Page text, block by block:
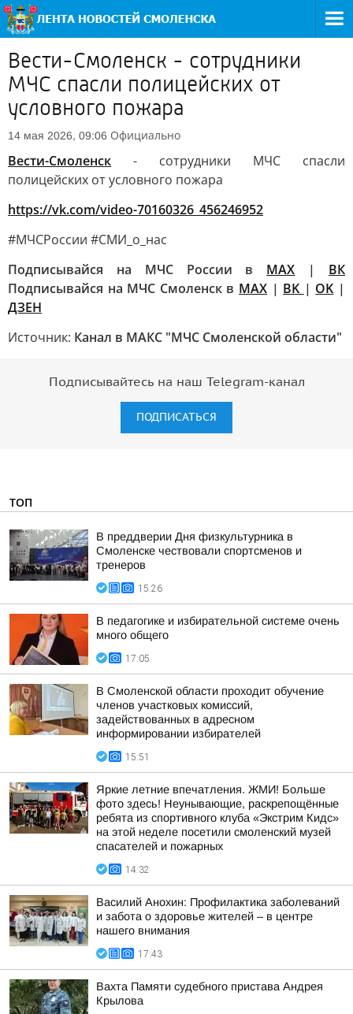
Вести-Смоленск - сотрудники
МЧС спасли полицейских от
условного пожара
14 мая 2026, 09:06 Официально
Вести-Смоленск - сотрудники МЧС спасли
полицейских от условного пожара
https://vk.com/video-70160326_456246952
#МЧСРоссии #СМИ_о_нас
Подписывайся на МЧС России в MAX | ВК
Подписывайся на МЧС Смоленск в MAX | BK | OK |
ДЗЕН
Источник: Канал в МАКС "МЧС Смоленской области"
Подписывайтесь на наш Telegram-канал
ПОДПИСАТЬСЯ
ТОП
В преддверии Дня физкультурника в
Смоленске чествовали спортсменов и
тренеров
15:26
В педагогике и избирательной системе очень
много общего
17:05
В Смоленской области проходит обучение
членов участковых комиссий,
задействованных в адресном
информировании избирателей
15:51
Яркие летние впечатления. ЖМИ! Больше
фото здесь! Неунывающие, раскрепощённые
ребята из спортивного клуба «Экстрим Кидс»
на этой неделе посетили смоленский музей
спасателей и пожарных
14:32
Василий Анохин: Профилактика заболеваний
и забота о здоровье жителей – в центре
нашего внимания
17:43
Вахта Памяти судебного пристава Андрея
Крылова